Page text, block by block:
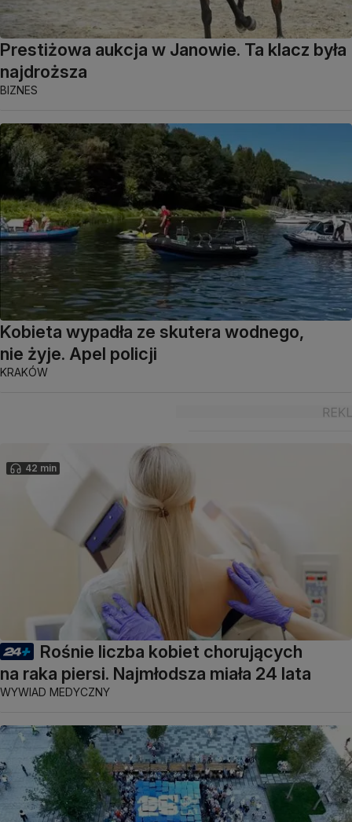
Prestiżowa aukcja w Janowie. Ta klacz była
najdroższa
BIZNES
Kobieta wypadła ze skutera wodnego,
nie żyje. Apel policji
KRAKÓW
42 min
Rośnie liczba kobiet chorujących
na raka piersi. Najmłodsza miała 24 lata
WYWIAD MEDYCZNY